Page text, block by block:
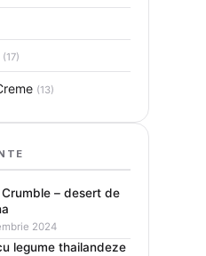
(17)
(13)
– desert de
2024
legume thailandeze